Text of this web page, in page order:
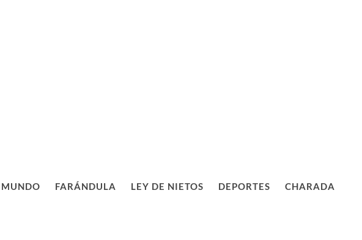
MUNDO FARÁNDULA LEY DE NIETOS DEPORTES CHARADA